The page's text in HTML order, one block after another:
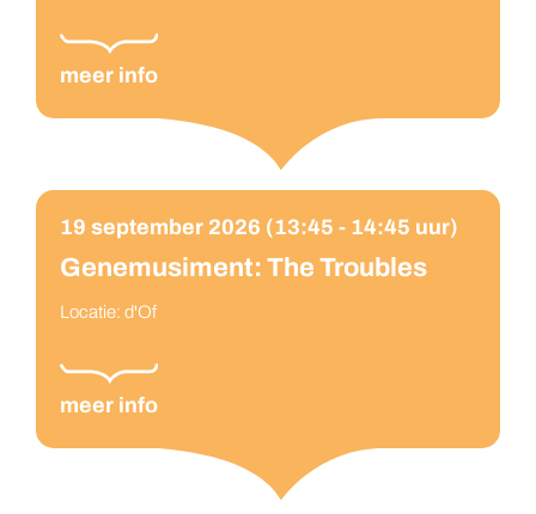
meer info
19 september 2026 (13:45 - 14:45 uur)
Genemusiment: The Troubles
Locatie: d'Of